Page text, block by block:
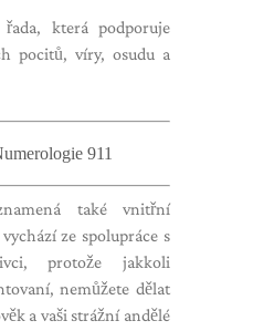
která podporuje
pocitů, víry, osudu a
911
také vnitřní
ze spolupráce s
protože jakkoli
nemůžete dělat
a vaši strážní andělé